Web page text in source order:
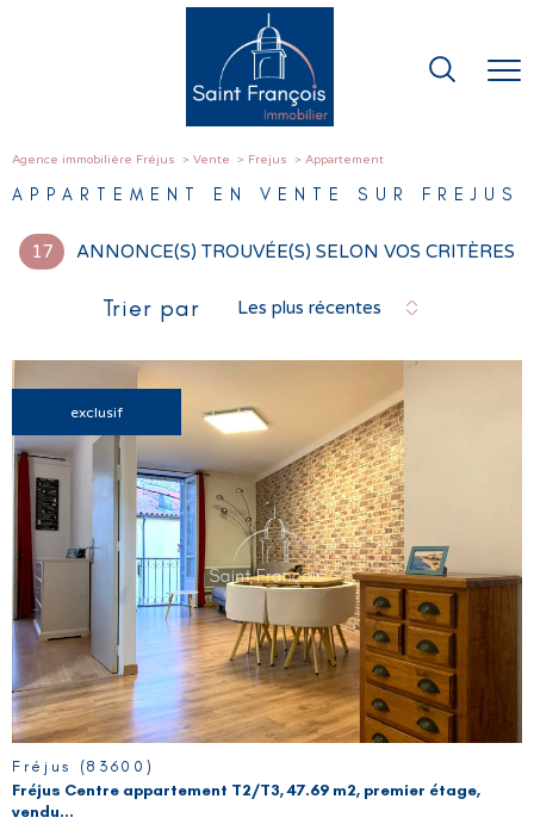
Agence immobilière Fréjus Vente Frejus Appartement
APPARTEMENT EN VENTE SUR FREJUS
17 ANNONCE(S) TROUVÉE(S) SELON VOS CRITÈRES
Trier par Les plus récentes
exclusif
VOIR LE
BIEN
Fréjus (83600)
Fréjus Centre appartement T2/T3, 47.69 m2, premier étage,
vendu...